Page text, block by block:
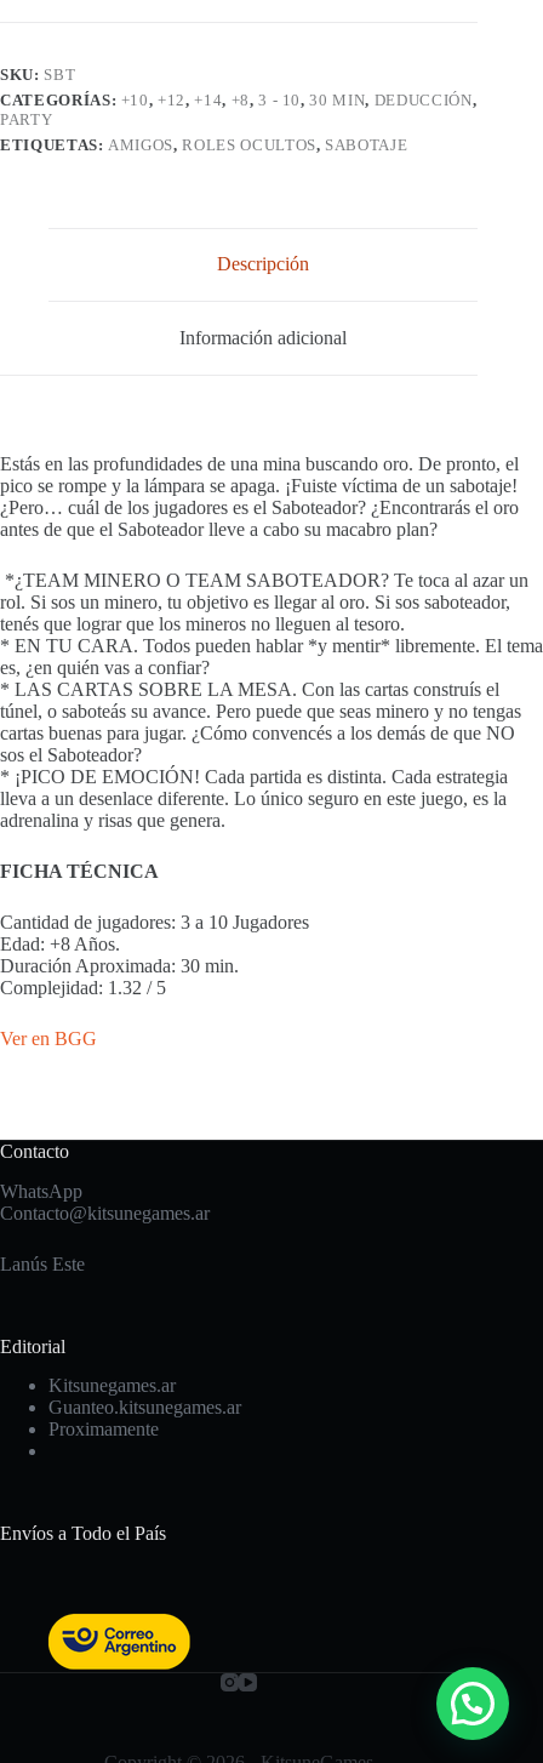
SKU: SBT
CATEGORÍAS: +10,+12,+14, +8,3 - 10,30 MIN, DEDUCCIÓN,
PARTY
ETIQUETAS: AMIGOS,ROLES OCULTOS, SABOTAJE
Descripción
Información adicional
Estás en las profundidades de una mina buscando oro. De pronto, el
pico se rompe y la lámpara se apaga. ¡Fuiste víctima de un sabotaje!
¿Pero… cuál de los jugadores es el Saboteador? ¿Encontrarás el oro
antes de que el Saboteador lleve a cabo su macabro plan?
*¿TEAM MINERO O TEAM SABOTEADOR? Te toca al azar un
rol. Si sos un minero, tu objetivo es llegar al oro. Si sos saboteador,
tenés que lograr que los mineros no lleguen al tesoro.
* EN TU CARA. Todos pueden hablar *y mentir* libremente. El tema
es, ¿en quién vas a confiar?
* LAS CARTAS SOBRE LA MESA. Con las cartas construís el
túnel, o saboteás su avance. Pero puede que seas minero y no tengas
cartas buenas para jugar. ¿Cómo convencés a los demás de que NO
sos el Saboteador?
* ¡PICO DE EMOCIÓN! Cada partida es distinta. Cada estrategia
lleva a un desenlace diferente. Lo único seguro en este juego, es la
adrenalina y risas que genera.
FICHA TÉCNICA
Cantidad de jugadores: 3 a 10 Jugadores
Edad: +8 Años.
Duración Aproximada: 30 min.
Complejidad: 1.32 / 5
Ver en BGG
Contacto
WhatsApp
Contacto@kitsunegames.ar
Lanús Este
Editorial
Kitsunegames.ar
Guanteo.kitsunegames.ar
Proximamente
Envíos a Todo el País